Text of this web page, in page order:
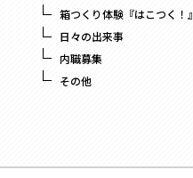
箱つくり体験『はこつく！』
日々の出来事
内職募集
その他